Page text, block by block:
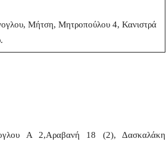
Μήτση, Μητροπούλου 4, Κανιστρά
Α 2,Αραβανή 18 (2), Δασκαλάκη